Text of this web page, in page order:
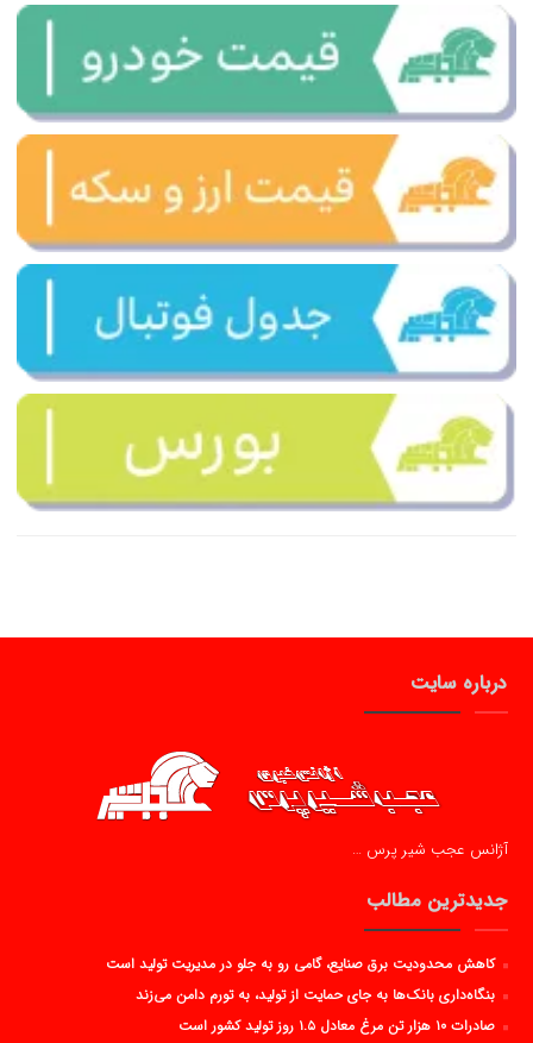
درباره سایت
آژانس عجب شیر پرس …
جدیدترین مطالب
کاهش محدودیت برق صنایع، گامی رو به جلو در مدیریت تولید است
بنگاه‌داری بانک‌ها به جای حمایت از تولید، به تورم دامن می‌زند
صادرات ۱۰ هزار تن مرغ معادل ۱.۵ روز تولید کشور است